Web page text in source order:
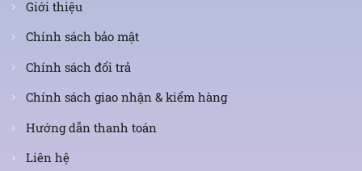
Giới thiệu
Chính sách bảo mật
Chính sách đổi trả
Chính sách giao nhận & kiểm hàng
Hướng dẫn thanh toán
Liên hệ